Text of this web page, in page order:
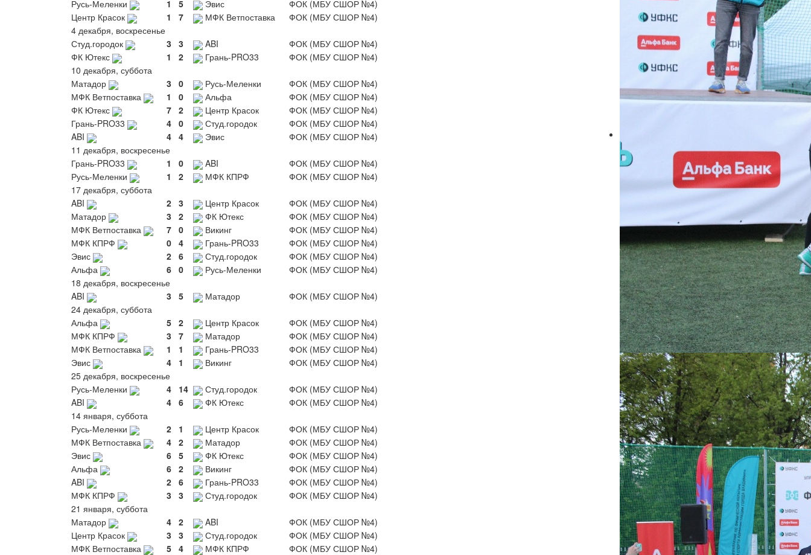
Русь-Меленки
1 5 Эвис
ФОК (МБУ СШОР №4)
Центр Красок
1 7 МФК Ветпоставка
ФОК (МБУ СШОР №4)
4 декабря, воскресенье
Студ.городок
3 3 ABI
ФОК (МБУ СШОР №4)
ФК Ютекс
1 2 Грань-PRO33
ФОК (МБУ СШОР №4)
10 декабря, суббота
Матадор
3 0 Русь-Меленки
ФОК (МБУ СШОР №4)
МФК Ветпоставка
1 0 Альфа
ФОК (МБУ СШОР №4)
ФК Ютекс
7 2 Центр Красок
ФОК (МБУ СШОР №4)
Грань-PRO33
4 0 Студ.городок
ФОК (МБУ СШОР №4)
ABI
4 4 Эвис
ФОК (МБУ СШОР №4)
11 декабря, воскресенье
Грань-PRO33
1 0 ABI
ФОК (МБУ СШОР №4)
Русь-Меленки
1 2 МФК КПРФ
ФОК (МБУ СШОР №4)
17 декабря, суббота
ABI
2 3 Центр Красок
ФОК (МБУ СШОР №4)
Матадор
3 2 ФК Ютекс
ФОК (МБУ СШОР №4)
МФК Ветпоставка
7 0 Викинг
ФОК (МБУ СШОР №4)
МФК КПРФ
0 4 Грань-PRO33
ФОК (МБУ СШОР №4)
Эвис
2 6 Студ.городок
ФОК (МБУ СШОР №4)
Альфа
6 0 Русь-Меленки
ФОК (МБУ СШОР №4)
18 декабря, воскресенье
ABI
3 5 Матадор
ФОК (МБУ СШОР №4)
24 декабря, суббота
Альфа
5 2 Центр Красок
ФОК (МБУ СШОР №4)
МФК КПРФ
3 7 Матадор
ФОК (МБУ СШОР №4)
МФК Ветпоставка
1 1 Грань-PRO33
ФОК (МБУ СШОР №4)
Эвис
4 1 Викинг
ФОК (МБУ СШОР №4)
25 декабря, воскресенье
Русь-Меленки
4 14 Студ.городок
ФОК (МБУ СШОР №4)
ABI
4 6 ФК Ютекс
ФОК (МБУ СШОР №4)
14 января, суббота
Русь-Меленки
2 1 Центр Красок
ФОК (МБУ СШОР №4)
МФК Ветпоставка
4 2 Матадор
ФОК (МБУ СШОР №4)
Эвис
6 5 ФК Ютекс
ФОК (МБУ СШОР №4)
Альфа
6 2 Викинг
ФОК (МБУ СШОР №4)
ABI
2 6 Грань-PRO33
ФОК (МБУ СШОР №4)
МФК КПРФ
3 3 Студ.городок
ФОК (МБУ СШОР №4)
21 января, суббота
Матадор
4 2 ABI
ФОК (МБУ СШОР №4)
Центр Красок
3 3 Студ.городок
ФОК (МБУ СШОР №4)
МФК Ветпоставка
5 4 МФК КПРФ ФОК (МБУ СШОР №4)